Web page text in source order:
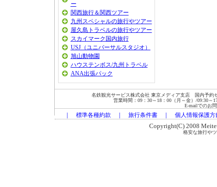
ー
関西旅行＆関西ツアー
九州スペシャルの旅行やツアー
屋久島トラベルの旅行やツアー
スカイマーク国内旅行
USJ（ユニバーサルスタジオ）
旭山動物園
ハウステンボス/九州トラベル
ANA出張パック
名鉄観光サービス株式会社 東京メディア支店 国内予約
営業時間：09：30～18：00（月～金）/09:30～
E-mailでのお
標準各種約款 旅行条件書｜ 個人情報保護方
Copyright(C) 2008
格安な旅行や